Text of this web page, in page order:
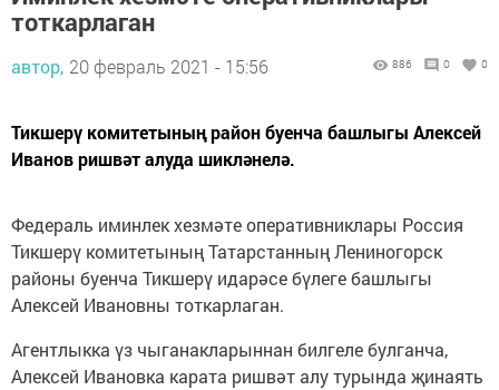
тоткарлаган
автор, 20 февраль 2021 - 15:56 886 0 0
Тикшерү комитетының район буенча башлыгы Алексей
Иванов ришвәт алуда шикләнелә.
Федераль иминлек хезмәте оперативниклары Россия
Тикшерү комитетының Татарстанның Лениногорск
районы буенча Тикшерү идарәсе бүлеге башлыгы
Алексей Ивановны тоткарлаган.
Агентлыкка үз чыганакларыннан билгеле булганча,
Алексей Ивановка карата ришвәт алу турында җинаять